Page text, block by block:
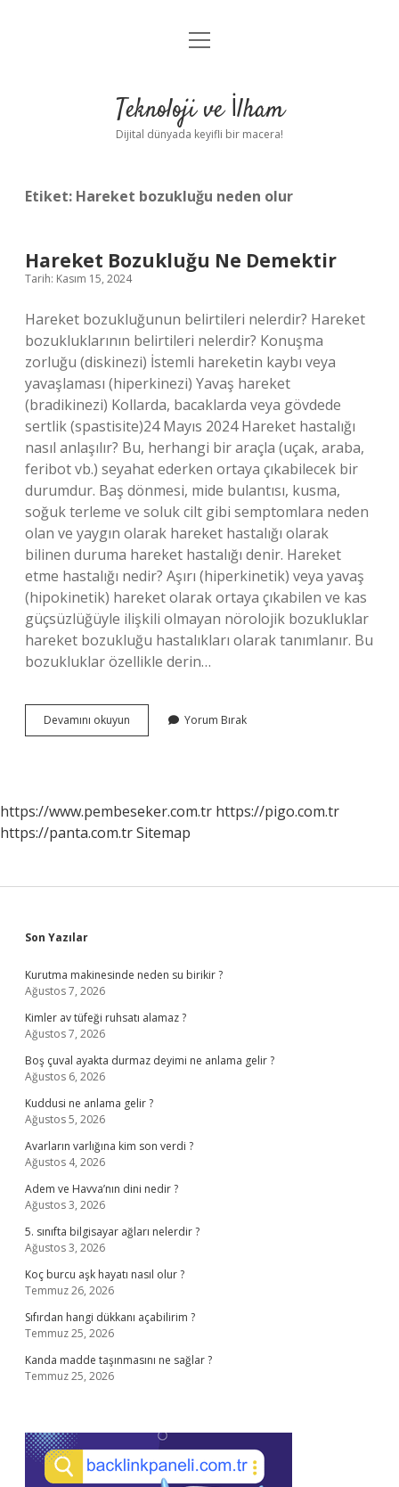
Anasayfa
Yasal Uyarı
menüyü
Teknoloji ve İlham
Dijital dünyada keyifli bir macera!
Etiket: Hareket bozukluğu neden olur
Hareket Bozukluğu Ne Demektir
Tarih: Kasım 15, 2024
Hareket bozukluğunun belirtileri nelerdir? Hareket
bozukluklarının belirtileri nelerdir? Konuşma
zorluğu (diskinezi) İstemli hareketin kaybı veya
yavaşlaması (hiperkinezi) Yavaş hareket
(bradikinezi) Kollarda, bacaklarda veya gövdede
sertlik (spastisite)24 Mayıs 2024 Hareket hastalığı
nasıl anlaşılır? Bu, herhangi bir araçla (uçak, araba,
feribot vb.) seyahat ederken ortaya çıkabilecek bir
durumdur. Baş dönmesi, mide bulantısı, kusma,
soğuk terleme ve soluk cilt gibi semptomlara neden
olan ve yaygın olarak hareket hastalığı olarak
bilinen duruma hareket hastalığı denir. Hareket
etme hastalığı nedir? Aşırı (hiperkinetik) veya yavaş
(hipokinetik) hareket olarak ortaya çıkabilen ve kas
güçsüzlüğüyle ilişkili olmayan nörolojik bozukluklar
hareket bozukluğu hastalıkları olarak tanımlanır. Bu
bozukluklar özellikle derin…
Devamını okuyun Hareket
Bozukluğu
Yorum Bırak
https://www.pembeseker.com.tr https://pigo.com.tr
https://panta.com.trSitemap
Sidebar
Son Yazılar
Kurutma makinesinde neden su birikir ?
Ağustos 7, 2026
Kimler av tüfeği ruhsatı alamaz ?
Ağustos 7, 2026
Boş çuval ayakta durmaz deyimi ne anlama gelir ?
Ağustos 6, 2026
Kuddusi ne anlama gelir ?
Ağustos 5, 2026
Avarların varlığına kim son verdi ?
Ağustos 4, 2026
Adem ve Havva’nın dini nedir ?
Ağustos 3, 2026
5. sınıfta bilgisayar ağları nelerdir ?
Ağustos 3, 2026
Koç burcu aşk hayatı nasıl olur ?
Temmuz 26, 2026
Sıfırdan hangi dükkanı açabilirim ?
Temmuz 25, 2026
Kanda madde taşınmasını ne sağlar ?
Temmuz 25, 2026